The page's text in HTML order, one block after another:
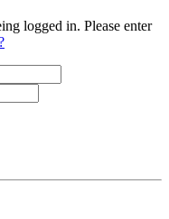
logged in. Please enter